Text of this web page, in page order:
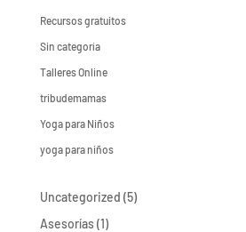
Recursos gratuitos
Sin categoría
Talleres Online
tribudemamas
Yoga para Niños
yoga para niños
Uncategorized 55
Asesorías 11